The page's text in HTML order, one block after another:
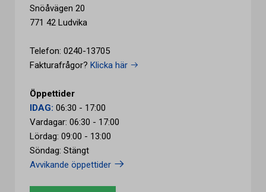
Snöåvägen 20
771 42 Ludvika
Telefon: 0240-13705
Fakturafrågor? Klicka här
Öppettider
IDAG: 06:30 - 17:00
Vardagar: 06:30 - 17:00
Lördag: 09:00 - 13:00
Söndag: Stängt
Avvikande öppettider